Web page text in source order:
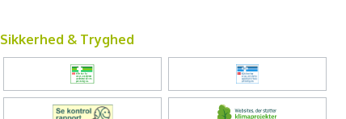
Sikkerhed & Tryghed